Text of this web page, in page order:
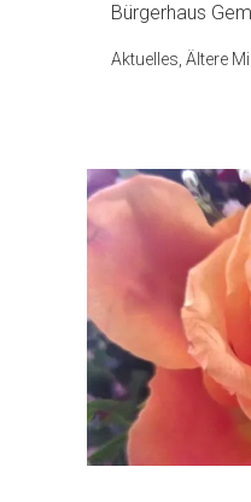
Bürgerhaus
Aktuelles, Ältere